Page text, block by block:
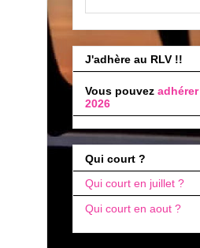
J'adhère au RLV !!
Vous pouvez
2026
Qui court ?
Qui court en juillet ?
Qui court en aout ?